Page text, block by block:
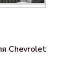
Chevrolet